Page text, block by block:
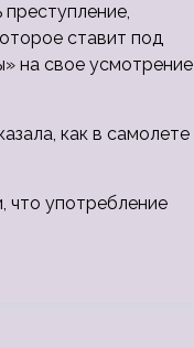
ставит под
на свое усмотрение
как в самолете
что употребление